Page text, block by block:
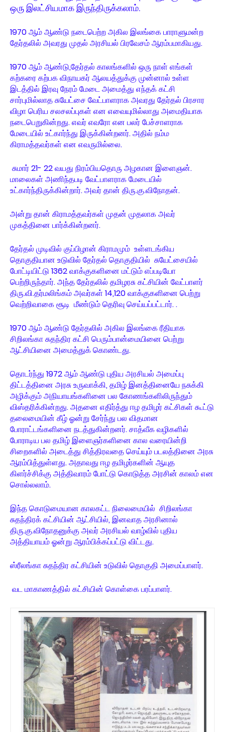
ஒரு இலட்சியமாக இருந்திருக்கலாம்.
1970 ஆம் ஆண்டு நடைபெற்ற அகில இலங்கை பாராளுமன்ற
தேர்தலில் அவரது முதல் அரசியல் பிரவேசம் ஆரம்பமாகியது.
1970 ஆம் ஆண்டு,தேர்தல் காலங்களில் ஒரு நாள் எங்கள்
கற்கரை கற்பக விநாயகர் ஆலயத்துக்கு முன்னால் உள்ள
இடத்தில் இரவு நேரம் மேடை அமைத்து எந்தக் கட்சி
சார்புமில்லாத சுயேட்சை வேட்பாளராக அவரது தேர்தல் பிரசார
விழா பெரிய சலசலப்புகள் என எவையுமில்லாது அமைதியாக
நடைபெறுகின்றது. எவர் எவரோ என பலர் பேச்சாளராக
மேடையில் உட்கார்ந்து இருக்கின்றனர். அதில் நம்ம
கிராமத்தவர்கள் என எவருமில்லை.
சுமார் 21- 22 வயது நிரம்பியதொரு அழகான இளைஞன்.
மாலைகள் அணிந்தபடி வேட்பாளராக மேடையில்
உட்கார்ந்திருக்கின்றார். அவர் தான் திரு.கு.விநோதன்.
அன்று தான் கிராமத்தவர்கள் முதன் முதலாக அவர்
முகத்தினை பார்க்கின்றனர்.
தேர்தல் முடிவில் குப்பிழான் கிராமமும் உள்ளடங்கிய
தொகுதியான உடுவில் தேர்தல் தொகுதியில் சுயேட்சையில்
போட்டியிட்டு 1362 வாக்குகளினை மட்டும் எப்படியோ
பெற்றிருந்தார். அந்த தேர்தலில் தமிழரசு கட்சியின் வேட்பாளர்
திரு.வி.தர்மலிங்கம் அவர்கள் 14,120 வாக்குகளினை பெற்று
வெற்றிவாகை சூடி மீண்டும் தெரிவு செய்யப்பட்டார். .
1970 ஆம் ஆண்டு தேர்தலில் அகில இலங்கை ரீதியாக
சிறிலங்கா சுதந்திர கட்சி பெரும்பான்மையினை பெற்று
ஆட்சியினை அமைத்துக் கொண்டது.
தொடர்ந்து 1972 ஆம் ஆண்டு புதிய அரசியல் அமைப்பு
திட்டத்தினை அரசு உருவாக்கி, தமிழ் இனத்தினையே நசுக்கி
அழிக்கும் அநியாயங்களினை பல கோணங்களிலிருந்தும்
விஸ்தரிக்கின்றது. அதனை எதிர்த்து ஈழ தமிழர் கட்சிகள் கூட்டு
தலைமையின் கீழ் ஓன்று சேர்ந்து பல விதமான
போராட்டங்களினை நடத்துகின்றனர். சாத்வீக வழிகளில்
போராடிய பல தமிழ் இளைஞர்களினை கால வரையின்றி
சிறைகளில் அடைத்து சித்திரவதை செய்யும் படலத்தினை அரசு
ஆரம்பித்துள்ளது. அதாவது ஈழ தமிழர்களின் ஆயுத
கிளர்ச்சிக்கு அத்திவாரம் போட்டு கொடுத்த அரசின் காலம் என
சொல்லலாம்.
இந்த கொடுமையான காலகட்ட நிலைமையில் சிறிலங்கா
சுதந்திரக் கட்சியின் ஆட்சியில், இனவாத அரசினால்
திரு.கு.விநோதனுக்கு அவர் அரசியல் வாழ்வில் புதிய
அத்தியாயம் ஓன்று ஆரம்பிக்கப்பட்டு விட்டது.
ஸ்ரீலங்கா சுதந்திர கட்சியின் உடுவில் தொகுதி அமைப்பாளர்.
வட மாகாணத்தில் கட்சியின் கொள்கை பரப்பாளர்.